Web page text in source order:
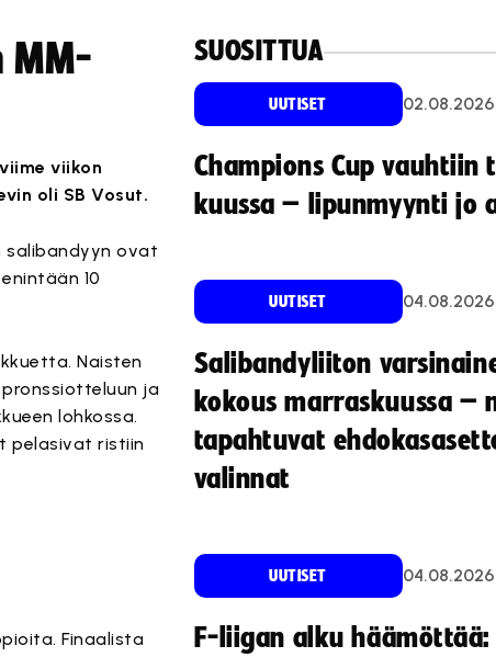
MM-
viikon
oli SB Vosut.
ovat
10
Naisten
ja
lohkossa.
pelasivat ristiin
Finaalista
SUOSITTUA
UUTISET 02.08.2026
Champions Cup vauhtiin
kuussa – lipunmyynti jo
UUTISET 04.08.2026
Salibandyliiton
kokous marraskuussa –
tapahtuvat
valinnat
UUTISET 04.08.2026
F-liigan alku häämöttää: